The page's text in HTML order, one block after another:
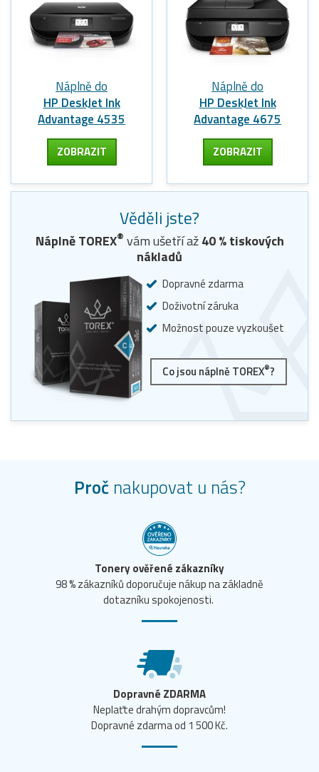
Náplně do
HP DeskJet Ink
Advantage 4535
ZOBRAZIT
Náplně do
HP DeskJet Ink
Advantage 4675
ZOBRAZIT
Věděli jste?
Náplně TOREX® vám ušetří až40% tiskových
nákladů
Dopravné zdarma
Doživotní záruka
Možnost pouze vyzkoušet
Co jsou náplně TOREX®?
Proč nakupovat u nás?
Tonery ověřené zákazníky
98 % zákazníků doporučuje nákup na základně
dotazníku spokojenosti.
Dopravné ZDARMA
Neplaťte drahým dopravcům!
Dopravné zdarma od 1 500 Kč.